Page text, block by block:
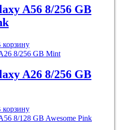
₽.
A56 8/256 GB
₽.
корзину
A26 8/256 GB
корзину